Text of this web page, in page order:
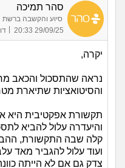
סהר תמיכה
סיוע והקשבה ברשת
29/09/25 20:33
|
יקרה,
נראה שהתסכול והכאב
והסיטואציות שתיארת
תקשורת אפקטיבית היא
והיעדרה עלול להביא
קלה שבה התקשורת,
ועוד עלול להגביר מאד
צדק גם אם לא הייתה